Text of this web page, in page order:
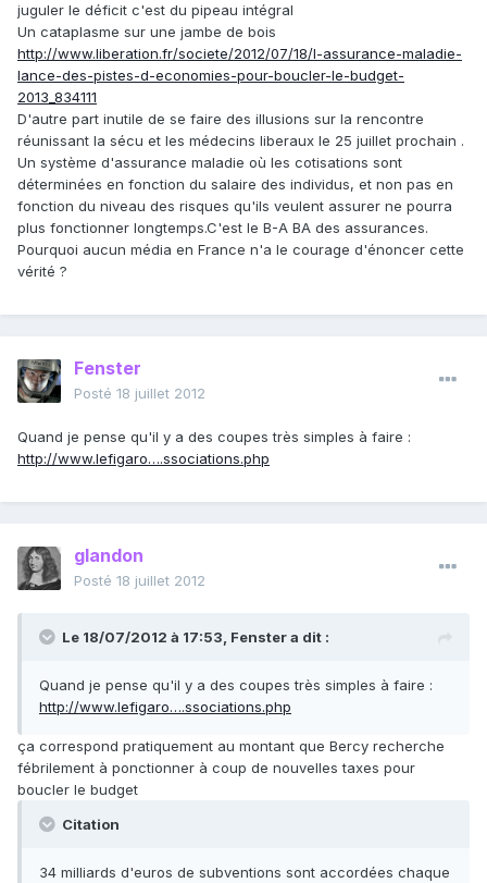
juguler le déficit c'est du pipeau intégral
Un cataplasme sur une jambe de bois
http://www.liberation.fr/societe/2012/07/18/l-assurance-maladie-
lance-des-pistes-d-economies-pour-boucler-le-budget-
2013_834111
D'autre part inutile de se faire des illusions sur la rencontre
réunissant la sécu et les médecins liberaux le 25 juillet prochain .
Un système d'assurance maladie où les cotisations sont
déterminées en fonction du salaire des individus, et non pas en
fonction du niveau des risques qu'ils veulent assurer ne pourra
plus fonctionner longtemps.C'est le B-A BA des assurances.
Pourquoi aucun média en France n'a le courage d'énoncer cette
vérité ?
Fenster
Posté 18 juillet 2012
Quand je pense qu'il y a des coupes très simples à faire :
http://www.lefigaro….ssociations.php
glandon
Posté 18 juillet 2012
Le 18/07/2012 à 17:53, Fenster a dit :
Quand je pense qu'il y a des coupes très simples à faire :
http://www.lefigaro….ssociations.php
ça correspond pratiquement au montant que Bercy recherche
fébrilement à ponctionner à coup de nouvelles taxes pour
boucler le budget
Citation
34 milliards d'euros de subventions sont accordées chaque